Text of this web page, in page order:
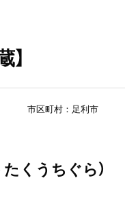
市区町村：足利市
くうちぐら）